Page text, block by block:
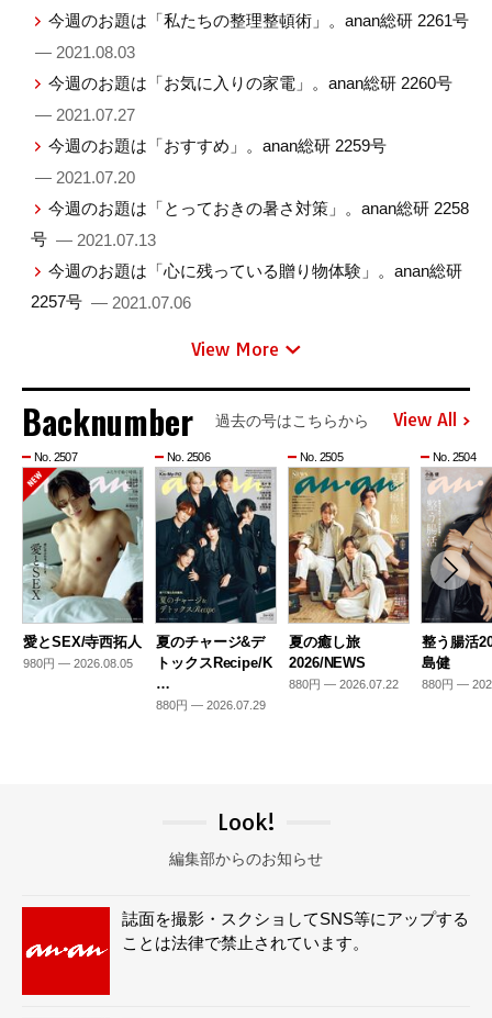
今週のお題は「私たちの整理整頓術」。anan総研 2261号
— 2021.08.03
今週のお題は「お気に入りの家電」。anan総研 2260号
— 2021.07.27
今週のお題は「おすすめ」。anan総研 2259号
— 2021.07.20
今週のお題は「とっておきの暑さ対策」。anan総研 2258
号 — 2021.07.13
今週のお題は「心に残っている贈り物体験」。anan総研
2257号 — 2021.07.06
View More
Backnumber 過去の号はこちらから View All
No. 2507
愛とSEX/寺西拓人
980円 — 2026.08.05
No. 2506
夏のチャージ&デ
トックスRecipe/K
…
880円 — 2026.07.29
No. 2505
夏の癒し旅
2026/NEWS
880円 — 2026.07.22
No. 2504
整う腸活
島健
880円 —
Look!
編集部からのお知らせ
誌面を撮影・スクショしてSNS等にアップする
ことは法律で禁止されています。